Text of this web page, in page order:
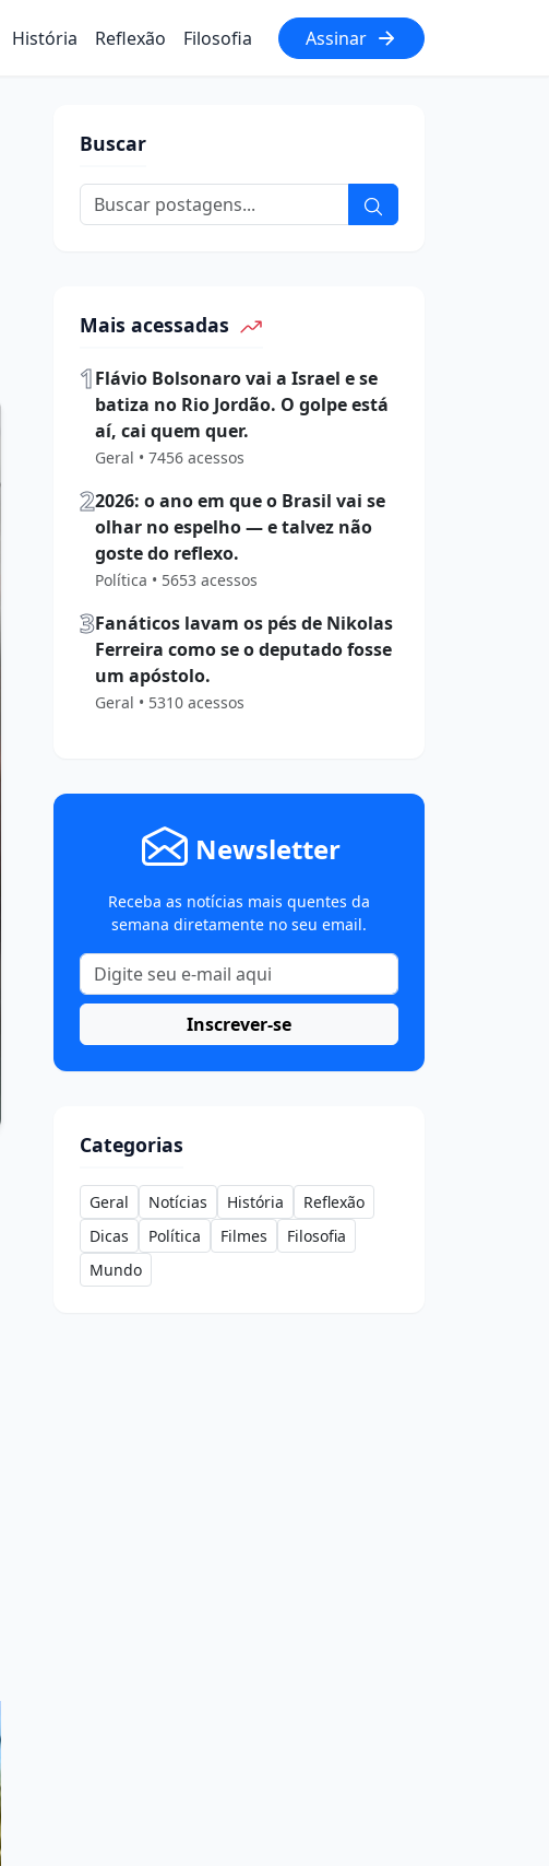
História Reflexão Filosofia Assinar
Buscar
Mais acessadas
1Flávio Bolsonaro vai a Israel e se
batiza no Rio Jordão. O golpe está
aí, cai quem quer.
Geral • 7456 acessos
22026: o ano em que o Brasil vai se
olhar no espelho — e talvez não
goste do reflexo.
Política • 5653 acessos
3Fanáticos lavam os pés de Nikolas
Ferreira como se o deputado fosse
um apóstolo.
Geral • 5310 acessos
Newsletter
Receba as notícias mais quentes da
semana diretamente no seu email.
Inscrever-se
Categorias
Geral Notícias História
Reflexão
Dicas
Política Filmes
Filosofia
Mundo